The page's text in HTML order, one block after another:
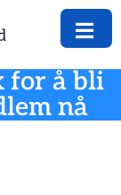
for å bli
nå